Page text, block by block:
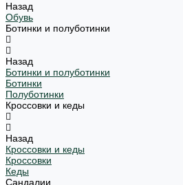
Назад
Обувь
Ботинки и полуботинки
Назад
Ботинки и полуботинки
Ботинки
Полуботинки
Кроссовки и кеды
Назад
Кроссовки и кеды
Кроссовки
Кеды
Сандалии